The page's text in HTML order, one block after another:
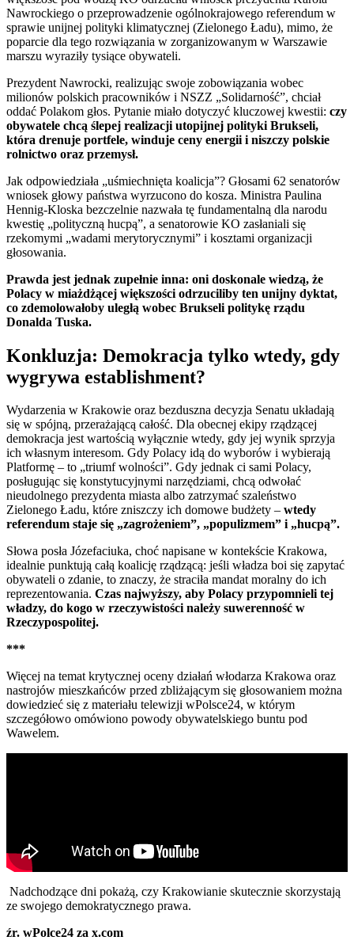
Nawrockiego o przeprowadzenie ogólnokrajowego referendum w
sprawie unijnej polityki klimatycznej (Zielonego Ładu), mimo, że
poparcie dla tego rozwiązania w zorganizowanym w Warszawie
marszu wyraziły tysiące obywateli.
Prezydent Nawrocki, realizując swoje zobowiązania wobec
milionów polskich pracowników i NSZZ „Solidarność”, chciał
oddać Polakom głos. Pytanie miało dotyczyć kluczowej kwestii: czy
obywatele chcą ślepej realizacji utopijnej polityki Brukseli,
która drenuje portfele, winduje ceny energii i niszczy polskie
rolnictwo oraz przemysł.
Jak odpowiedziała „uśmiechnięta koalicja”? Głosami 62 senatorów
wniosek głowy państwa wyrzucono do kosza. Ministra Paulina
Hennig-Kloska bezczelnie nazwała tę fundamentalną dla narodu
kwestię „polityczną hucpą”, a senatorowie KO zasłaniali się
rzekomymi „wadami merytorycznymi” i kosztami organizacji
głosowania.
Prawda jest jednak zupełnie inna: oni doskonale wiedzą, że
Polacy w miażdżącej większości odrzuciliby ten unijny dyktat,
co zdemolowałoby uległą wobec Brukseli politykę rządu
Donalda Tuska.
Konkluzja: Demokracja tylko wtedy, gdy
wygrywa establishment?
Wydarzenia w Krakowie oraz bezduszna decyzja Senatu układają
się w spójną, przerażającą całość. Dla obecnej ekipy rządzącej
demokracja jest wartością wyłącznie wtedy, gdy jej wynik sprzyja
ich własnym interesom. Gdy Polacy idą do wyborów i wybierają
Platformę – to „triumf wolności”. Gdy jednak ci sami Polacy,
posługując się konstytucyjnymi narzędziami, chcą odwołać
nieudolnego prezydenta miasta albo zatrzymać szaleństwo
Zielonego Ładu, które zniszczy ich domowe budżety – wtedy
referendum staje się „zagrożeniem”, „populizmem” i „hucpą”.
Słowa posła Józefaciuka, choć napisane w kontekście Krakowa,
idealnie punktują całą koalicję rządzącą: jeśli władza boi się zapytać
obywateli o zdanie, to znaczy, że straciła mandat moralny do ich
reprezentowania. Czas najwyższy, aby Polacy przypomnieli tej
władzy, do kogo w rzeczywistości należy suwerenność w
Rzeczypospolitej.
***
Więcej na temat krytycznej oceny działań włodarza Krakowa oraz
nastrojów mieszkańców przed zbliżającym się głosowaniem można
dowiedzieć się z materiału telewizji wPolsce24, w którym
szczegółowo omówiono powody obywatelskiego buntu pod
Wawelem.
Nadchodzące dni pokażą, czy Krakowianie skutecznie skorzystają
ze swojego demokratycznego prawa.
źr. wPolce24 za x.com